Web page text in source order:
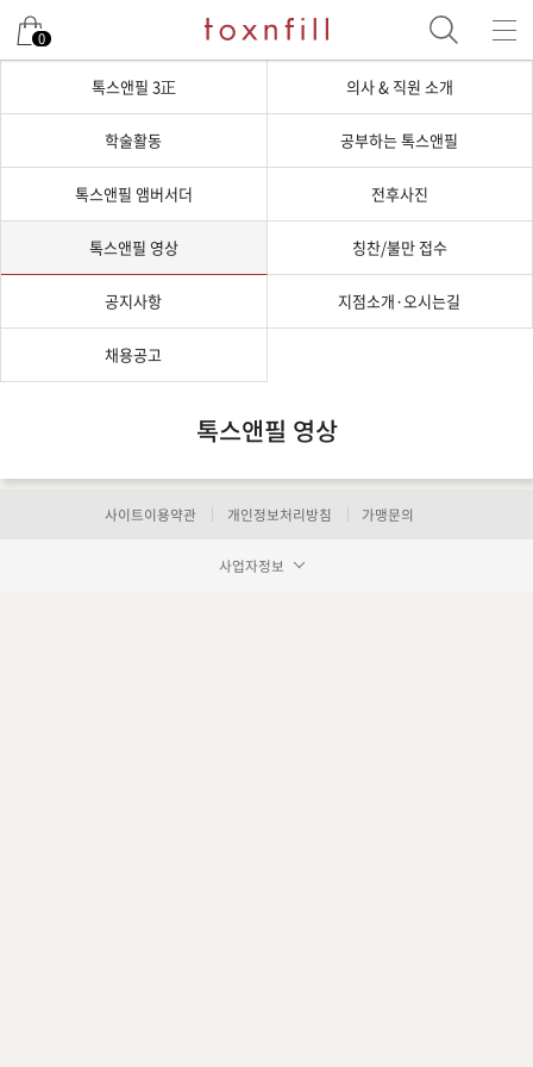
0
톡스앤필 3正 의사 & 직원 소개
학술활동 공부하는 톡스앤필
톡스앤필 앰버서더 전후사진
톡스앤필 영상 칭찬/불만 접수
공지사항 지점소개·오시는길
채용공고
톡스앤필 영상
사이트이용약관 개인정보처리방침 가맹문의
사업자정보